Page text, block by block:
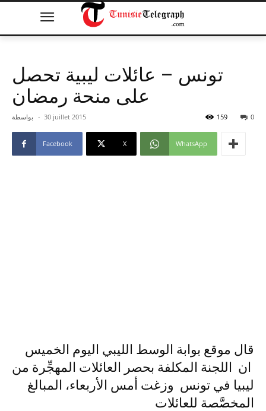
تونس – عائلات ليبية تحصل
على منحة رمضان
بواسطة - 30 juillet 2015 0
159
Facebook X WhatsApp
قال موقع بوابة الوسط الليبي اليوم الخميس
ان اللجنة المكلفة بحصر العائلات المهجِّرة من
ليبيا في تونس وزغت أمس الأربعاء، المبالغ
المخصَّصة للعائلات